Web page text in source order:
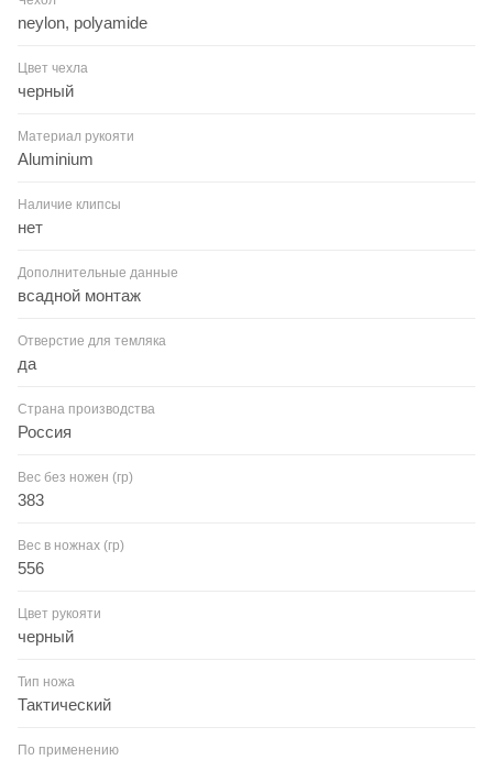
neylon, polyamide
Цвет чехла
черный
Материал рукояти
Aluminium
Наличие клипсы
нет
Дополнительные данные
всадной монтаж
Отверстие для темляка
да
Страна производства
Россия
Вес без ножен (гр)
383
Вес в ножнах (гр)
556
Цвет рукояти
черный
Тип ножа
Тактический
По применению